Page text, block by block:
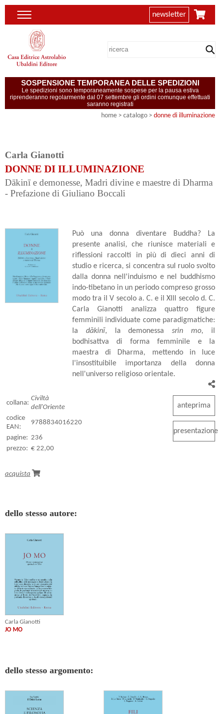
newsletter
SOSPENSIONE TEMPORANEA DELLE SPEDIZIONI
Le spedizioni sono temporaneamente sospese per la pausa estiva
riprenderanno regolarmente dal 07 settembre gli ordini comunque effettuati
saranno registrati
home > catalogo > donne di illuminazione
Carla Gianotti
DONNE DI ILLUMINAZIONE
Dākinī e demonesse, Madri divine e maestre di Dharma
- Prefazione di Giuliano Boccali
Può una donna diventare Buddha? La
presente analisi, che riunisce materiali e
riflessioni raccolti in più di dieci anni di
studio e ricerca, si concentra sul ruolo svolto
dalla donna nell'induismo e nel buddhismo
indo-tibetano in un periodo compreso grosso
modo tra il V secolo a. C. e il XIII secolo d. C.
Carla Gianotti analizza quattro figure
femminili individuate come paradigmatiche:
la dākinī, la demonessasrin mo, il
bodhisattva di forma femminile e la
maestra di Dharma, mettendo in luce
l'insostituibile importanza della donna
nell'universo religioso orientale.
collana:
Civiltà
dell'Oriente
codice
EAN:
9788834016220
pagine: 236
prezzo: € 22,00
acquista
anteprima
presentazione
dello stesso autore:
Carla Gianotti
JO MO
dello stesso argomento: